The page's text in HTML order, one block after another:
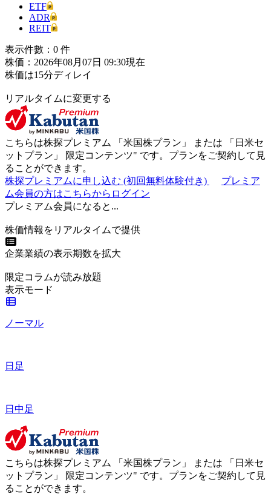
ETF
ADR
REIT
表示件數： 0 件
株価：2026年08月07日 09:30現在
株価は15分ディレイ
リアルタイムに変更する
こちらは株探プレミアム 「 米国株プラン 」 または 「 日米セ
ットプラン 」 限定コンテンツ" です。プランをご契約して見
ることができます。
株探プレミアムに申し込む (初回無料体験付き)
プレミア
ム会員の方はこちらからログイン
プレミアム会員になると...
株価情報をリアルタイムで提供
企業業績の表示期数を拡大
限定コラムが読み放題
表示モード
ノーマル
日足
日中足
こちらは株探プレミアム 「 米国株プラン 」 または 「 日米セ
ットプラン 」 限定コンテンツ" です。プランをご契約して見
ることができます。